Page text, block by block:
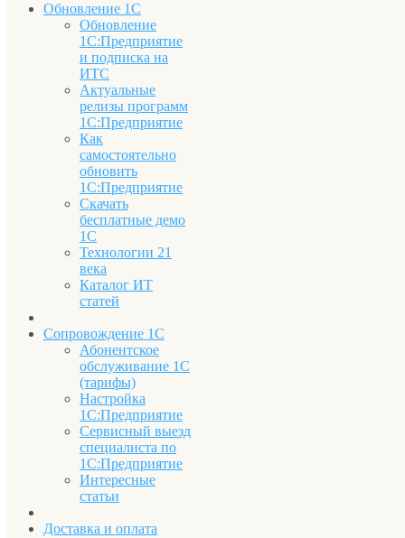
Обновление 1С
Обновление
1С:Предприятие
и подписка на
ИТС
Актуальные
релизы программ
1С:Предприятие
Как
самостоятельно
обновить
1С:Предприятие
Скачать
бесплатные демо
1С
Технологии 21
века
Каталог ИТ
статей
Сопровождение 1С
Абонентское
обслуживание 1С
(тарифы)
Настройка
1С:Предприятие
Сервисный выезд
специалиста по
1С:Предприятие
Интересные
статьи
Доставка и оплата